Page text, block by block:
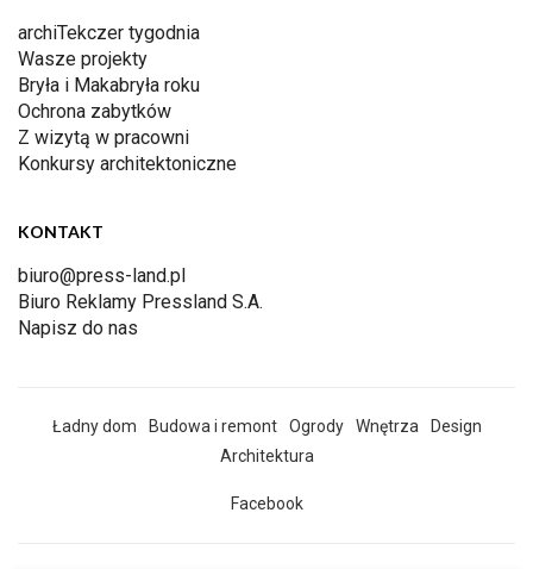
archiTekczer tygodnia
Wasze projekty
Bryła i Makabryła roku
Ochrona zabytków
Z wizytą w pracowni
Konkursy architektoniczne
KONTAKT
biuro@press-land.pl
Biuro Reklamy Pressland S.A.
Napisz do nas
Ładny dom Budowa i remont Ogrody Wnętrza
Design
Architektura
Facebook